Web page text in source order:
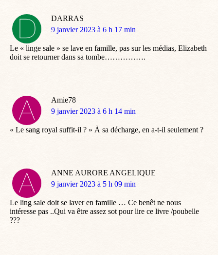
DARRAS
dit
9 janvier 2023 à 6 h 17 min
Le « linge sale » se lave en famille, pas sur les médias, Elizabeth
doit se retourner dans sa tombe…………….
Amie78
dit
9 janvier 2023 à 6 h 14 min
« Le sang royal suffit-il ? » À sa décharge, en a-t-il seulement ?
ANNE AURORE ANGELIQUE
dit
9 janvier 2023 à 5 h 09 min
Le ling sale doit se laver en famille … Ce benêt ne nous
intéresse pas ..Qui va être assez sot pour lire ce livre /poubelle
???